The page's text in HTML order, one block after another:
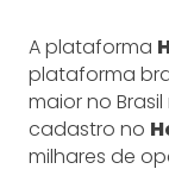
A plataforma
plataforma
maior no
cadastro no
milhares de